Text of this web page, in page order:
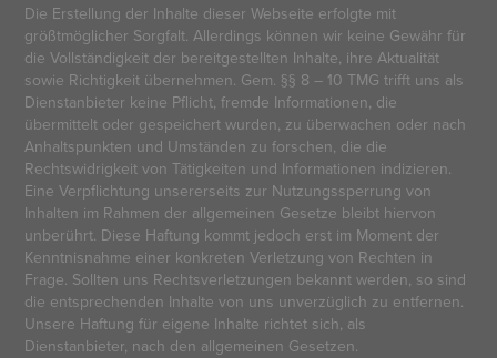
Die Erstellung der Inhalte dieser Webseite erfolgte mit
größtmöglicher Sorgfalt. Allerdings können wir keine Gewähr für
die Vollständigkeit der bereitgestellten Inhalte, ihre Aktualität
sowie Richtigkeit übernehmen. Gem. §§ 8 – 10 TMG trifft uns als
Dienstanbieter keine Pflicht, fremde Informationen, die
übermittelt oder gespeichert wurden, zu überwachen oder nach
Anhaltspunkten und Umständen zu forschen, die die
Rechtswidrigkeit von Tätigkeiten und Informationen indizieren.
Eine Verpflichtung unsererseits zur Nutzungssperrung von
Inhalten im Rahmen der allgemeinen Gesetze bleibt hiervon
unberührt. Diese Haftung kommt jedoch erst im Moment der
Kenntnisnahme einer konkreten Verletzung von Rechten in
Frage. Sollten uns Rechtsverletzungen bekannt werden, so sind
die entsprechenden Inhalte von uns unverzüglich zu entfernen.
Unsere Haftung für eigene Inhalte richtet sich, als
Dienstanbieter, nach den allgemeinen Gesetzen.